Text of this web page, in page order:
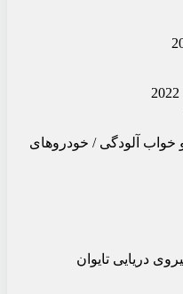
آلودگی / خودروهای
دریایی تایوان